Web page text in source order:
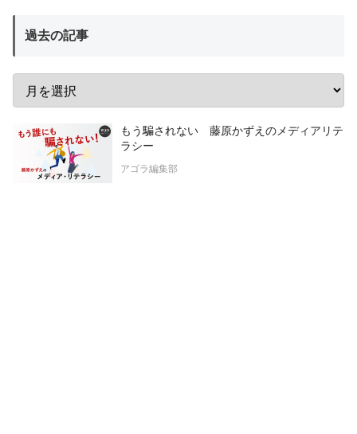
過去の記事
もう騙されない 藤原かずえのメディアリテ
ラシー
アゴラ編集部